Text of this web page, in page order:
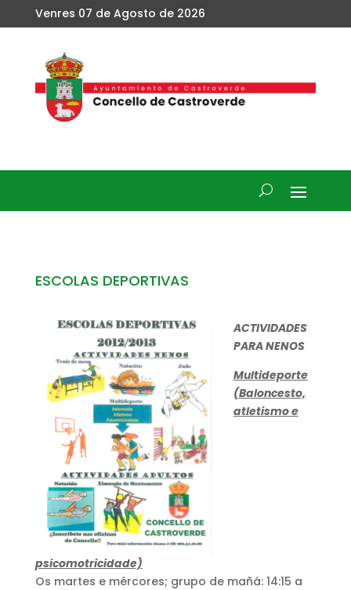
Venres 07 de Agosto de 2026
ESCOLAS DEPORTIVAS
ACTIVIDADES
PARA NENOS
Multideporte
(Baloncesto,
atletismo e
psicomotricidade)
Os martes e mércores; grupo de mañá: 14:15 a